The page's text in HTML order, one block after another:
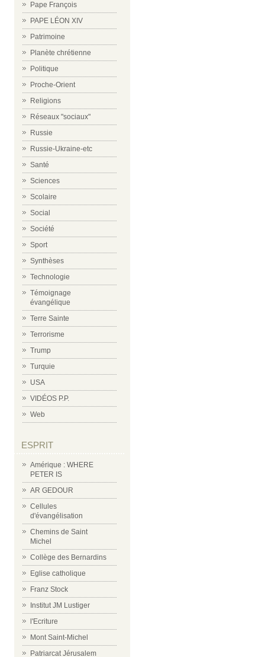
Pape François
PAPE LÉON XIV
Patrimoine
Planète chrétienne
Politique
Proche-Orient
Religions
Réseaux "sociaux"
Russie
Russie-Ukraine-etc
Santé
Sciences
Scolaire
Social
Société
Sport
Synthèses
Technologie
Témoignage
évangélique
Terre Sainte
Terrorisme
Trump
Turquie
USA
VIDÉOS P.P.
Web
ESPRIT
Amérique : WHERE
PETER IS
AR GEDOUR
Cellules
d'évangélisation
Chemins de Saint
Michel
Collège des Bernardins
Eglise catholique
Franz Stock
Institut JM Lustiger
l'Ecriture
Mont Saint-Michel
Patriarcat Jérusalem